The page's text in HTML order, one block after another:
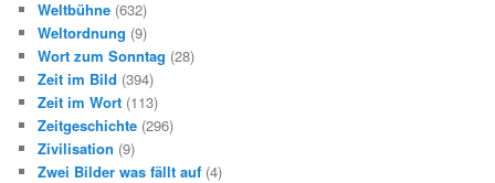
Weltbühne (632)
Weltordnung (9)
Wort zum Sonntag (28)
Zeit im Bild (394)
Zeit im Wort (113)
Zeitgeschichte (296)
Zivilisation (9)
Zwei Bilder was fällt auf (4)